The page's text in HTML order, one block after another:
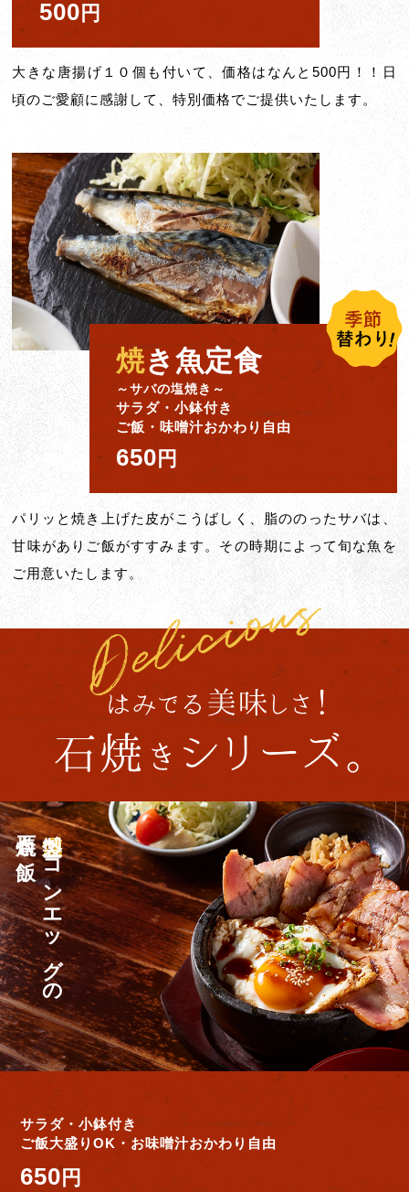
500 円
大きな唐揚げ１０個も付いて、価格はなんと500円！！日
頃のご愛顧に感謝して、特別価格でご提供いたします。
焼き魚定食
～サバの塩焼き～
サラダ・小鉢付き
ご飯・味噌汁おかわり自由
650 円
パリッと焼き上げた皮がこうばしく、脂ののったサバは、
甘味がありご飯がすすみます。その時期によって旬な魚を
ご用意いたします。
製ベーコンエッグの
石焼き飯
サラダ・小鉢付き
ご飯大盛りOK・お味噌汁おかわり自由
650円